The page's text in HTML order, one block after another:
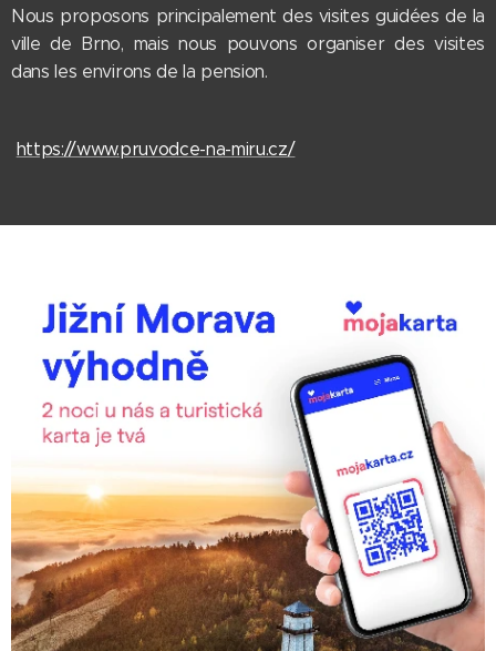
Nous proposons principalement des visites guidées de la
ville de Brno, mais nous pouvons organiser des visites
dans les environs de la pension.
https://www.pruvodce-na-miru.cz/